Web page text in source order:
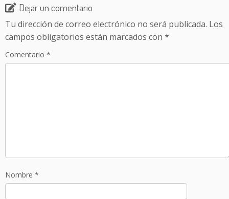
Dejar un comentario
Tu dirección de correo electrónico no será publicada. Los
campos obligatorios están marcados con *
Comentario *
Nombre *